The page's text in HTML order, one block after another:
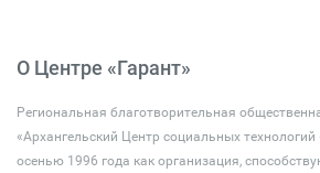
О Центре «Гарант»
Региональная благотворительная
«Архангельский Центр социальных
осенью 1996 года как организация,